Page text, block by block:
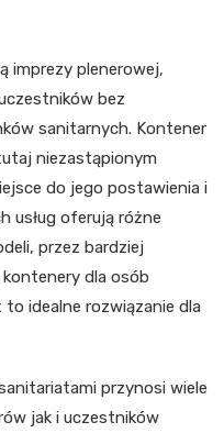
imprezy plenerowej,
bez
sanitarnych. Kontener
niezastąpionym
do jego postawienia i
usług oferują różne
przez bardziej
dla osób
idealne rozwiązanie dla
przynosi wiele
jak i uczestników